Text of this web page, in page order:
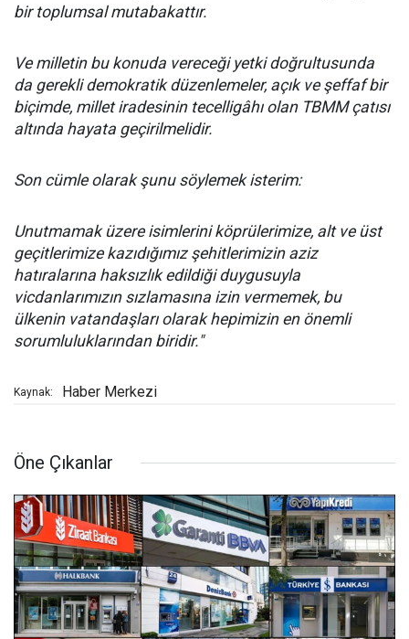
bir toplumsal mutabakattır.
Ve milletin bu konuda vereceği yetki doğrultusunda
da gerekli demokratik düzenlemeler, açık ve şeffaf bir
biçimde, millet iradesinin tecelligâhı olan TBMM çatısı
altında hayata geçirilmelidir.
Son cümle olarak şunu söylemek isterim:
Unutmamak üzere isimlerini köprülerimize, alt ve üst
geçitlerimize kazıdığımız şehitlerimizin aziz
hatıralarına haksızlık edildiği duygusuyla
vicdanlarımızın sızlamasına izin vermemek, bu
ülkenin vatandaşları olarak hepimizin en önemli
sorumluluklarından biridir."
Kaynak: Haber Merkezi
Öne Çıkanlar